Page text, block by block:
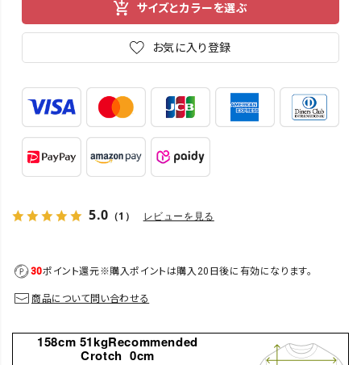
サイズとカラーを選ぶ
お気に入り登録
5.0 （1） レビューを見る
30ポイント還元※購入ポイントは購入20日後に有効になります。
商品について問い合わせる
158cm 51kgRecommended
Crotch 0cm